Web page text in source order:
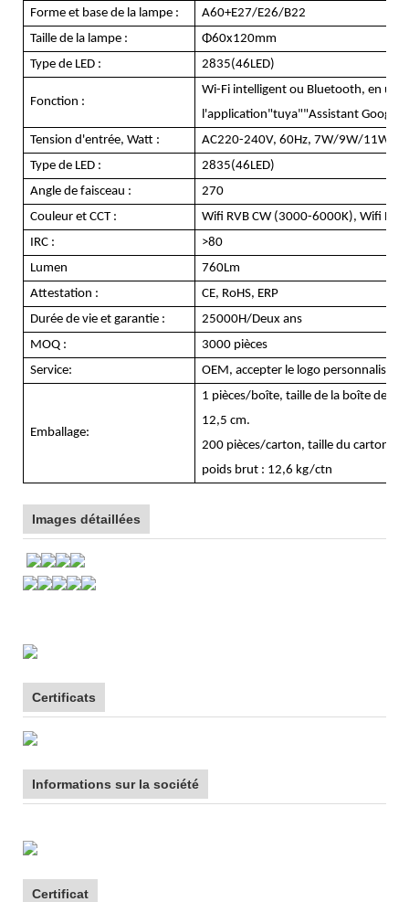
Forme et base de la lampe :
A60+E27/E26/B22
Taille de la lampe :
Φ60x120mm
Type de LED :
2835(46LED)
Fonction :
Wi-Fi intelligent ou Bluetooth, en
l'application"tuya""Assistant
Tension d'entrée, Watt :
AC220-240V, 60Hz, 7W/9W/11W
Type de LED :
2835(46LED)
Angle de faisceau :
270
Couleur et CCT :
Wifi RVB CW (3000-6000K), Wifi RVB
IRC :
>80
Lumen
760Lm
Attestation :
CE, RoHS, ERP
Durée de vie et garantie :
25000H/Deux ans
MOQ :
3000 pièces
Service:
OEM, accepter le logo personnalisé,
Emballage:
1 pièces/boîte, taille de la boîte de
12,5 cm.
200 pièces/carton, taille du carton :
poids brut : 12,6 kg/ctn
Images détaillées
Certificats
Informations sur la société
Certificat